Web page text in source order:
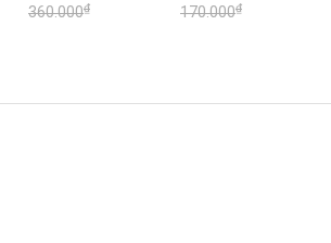
360.000₫ 170.000₫